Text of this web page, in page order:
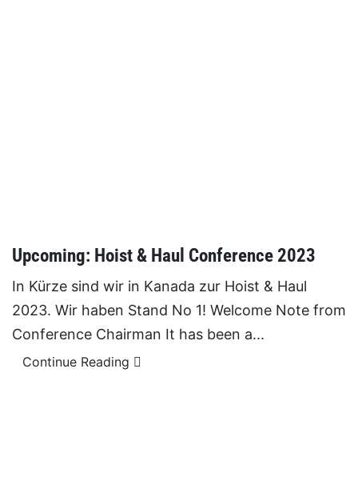
Upcoming: Hoist & Haul Conference 2023
In Kürze sind wir in Kanada zur Hoist & Haul
2023. Wir haben Stand No 1! Welcome Note from
Conference Chairman It has been a...
Continue Reading